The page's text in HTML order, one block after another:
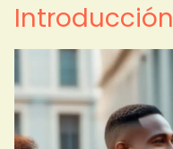
Introducción